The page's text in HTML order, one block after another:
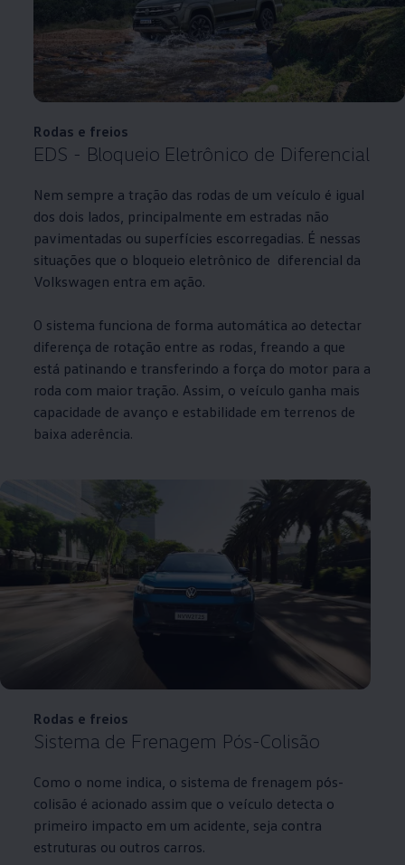
Rodas e freios
EDS - Bloqueio Eletrônico de Diferencial
Nem sempre a tração das rodas de um veículo é igual
dos dois lados, principalmente em estradas não
pavimentadas ou superfícies escorregadias. É nessas
situações que o bloqueio eletrônico de diferencial da
Volkswagen entra em ação.
O sistema funciona de forma automática ao detectar
diferença de rotação entre as rodas, freando a que
está patinando e transferindo a força do motor para a
roda com maior tração. Assim, o veículo ganha mais
capacidade de avanço e estabilidade em terrenos de
baixa aderência.
Rodas e freios
Sistema de Frenagem Pós-Colisão
Como o nome indica, o sistema de frenagem pós-
colisão é acionado assim que o veículo detecta o
primeiro impacto em um acidente, seja contra
estruturas ou outros carros.